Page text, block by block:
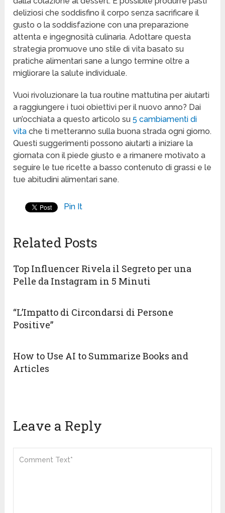
deliziosi che soddisfino il corpo senza sacrificare il
gusto o la soddisfazione con una preparazione
attenta e ingegnosità culinaria. Adottare questa
strategia promuove uno stile di vita basato su
pratiche alimentari sane a lungo termine oltre a
migliorare la salute individuale.
Vuoi rivoluzionare la tua routine mattutina per aiutarti
a raggiungere i tuoi obiettivi per il nuovo anno? Dai
un’occhiata a questo articolo su5 cambiamenti di
vita che ti metteranno sulla buona strada ogni giorno.
Questi suggerimenti possono aiutarti a iniziare la
giornata con il piede giusto e a rimanere motivato a
seguire le tue ricette a basso contenuto di grassi e le
tue abitudini alimentari sane.
Pin It
Related Posts
Top Influencer Rivela il Segreto per una
Pelle da Instagram in 5 Minuti
“L’Impatto di Circondarsi di Persone
Positive”
How to Use AI to Summarize Books and
Articles
Leave a Reply